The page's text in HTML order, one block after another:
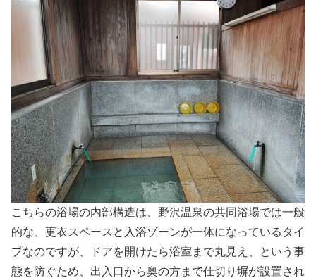
こちらの浴場の内部構造は、野沢温泉の共同浴場では一般
的な、更衣スペースと入浴ゾーンが一体になっているタイ
プなのですが、ドアを開けたら浴室まで丸見え、という事
態を防ぐため、出入口から奥の方まで仕切り塀が設置され